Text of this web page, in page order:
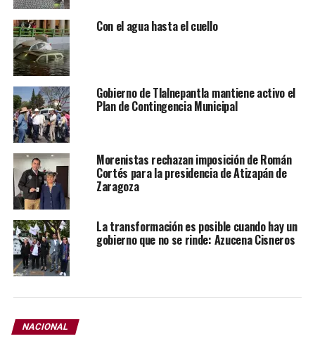
SAPASA trabaja en el bacheo permanente por
reparaciones y obras realizadas con la finalidad de evitar
accidentes peatonales o vehiculares y de mejorar la
Con el agua hasta el cuello
Gobierno de Tlalnepantla mantiene activo el
Plan de Contingencia Municipal
Morenistas rechazan imposición de Román
Cortés para la presidencia de Atizapán de
Zaragoza
La transformación es posible cuando hay un
gobierno que no se rinde: Azucena Cisneros
NACIONAL